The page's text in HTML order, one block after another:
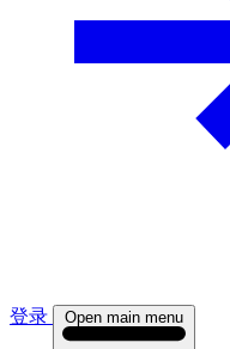
登录 Open main menu